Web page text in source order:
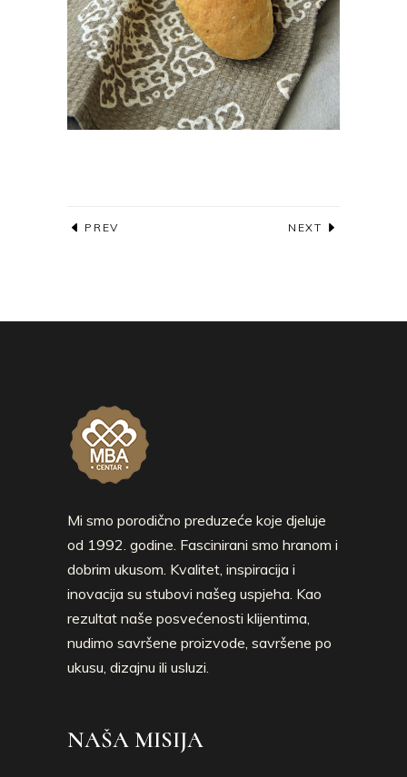
PREV NEXT
Mi smo porodično preduzeće koje djeluje
od 1992. godine. Fascinirani smo hranom i
dobrim ukusom. Kvalitet, inspiracija i
inovacija su stubovi našeg uspjeha. Kao
rezultat naše posvećenosti klijentima,
nudimo savršene proizvode, savršene po
ukusu, dizajnu ili usluzi.
NAŠA MISIJA